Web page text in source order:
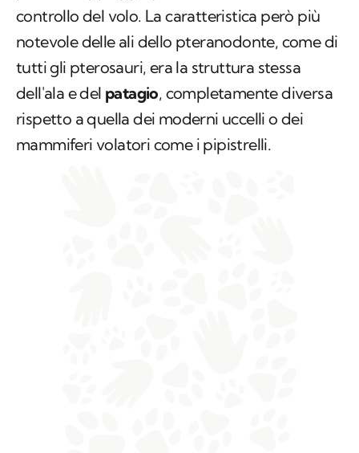
punto di appoggio per i muscoli destinati al
controllo del volo. La caratteristica però più
notevole delle ali dello pteranodonte, come di
tutti gli pterosauri, era la struttura stessa
dell'ala e delpatagio , completamente diversa
rispetto a quella dei moderni uccelli o dei